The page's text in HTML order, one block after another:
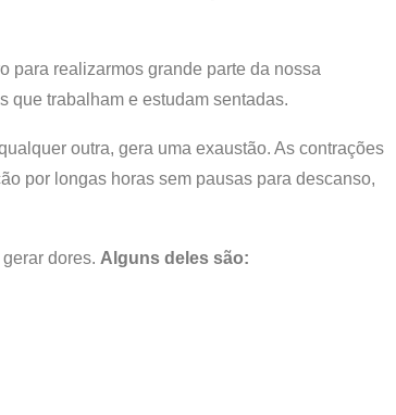
para realizarmos grande parte da nossa
que trabalham e estudam sentadas.
outra, gera uma exaustão. As contrações
por longas horas sem pausas para descanso,
dores. Alguns deles são: